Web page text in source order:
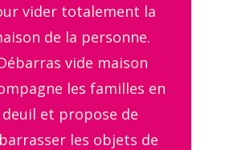
vider totalement la
de la personne.
vide maison
les familles en
deuil et propose de
les objets de